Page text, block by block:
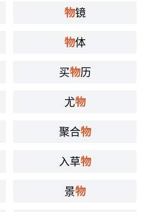
物镜
物体
买物历
尤物
聚合物
入草物
景物